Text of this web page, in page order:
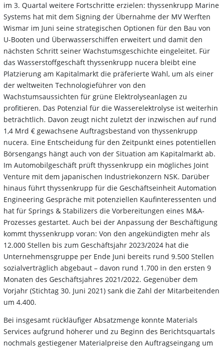
im 3. Quartal weitere Fortschritte erzielen: thyssenkrupp Marine
Systems hat mit dem Signing der Übernahme der MV Werften
Wismar im Juni seine strategischen Optionen für den Bau von
U-Booten und Überwasserschiffen erweitert und damit den
nächsten Schritt seiner Wachstumsgeschichte eingeleitet. Für
das Wasserstoffgeschäft thyssenkrupp nucera bleibt eine
Platzierung am Kapitalmarkt die präferierte Wahl, um als einer
der weltweiten Technologieführer von den
Wachstumsaussichten für grüne Elektrolyseanlagen zu
profitieren. Das Potenzial für die Wasserelektrolyse ist weiterhin
beträchtlich. Davon zeugt nicht zuletzt der inzwischen auf rund
1,4 Mrd € gewachsene Auftragsbestand von thyssenkrupp
nucera. Eine Entscheidung für den Zeitpunkt eines potentiellen
Börsengangs hängt auch von der Situation am Kapitalmarkt ab.
Im Automobilgeschäft prüft thyssenkrupp ein mögliches Joint
Venture mit dem japanischen Industriekonzern NSK. Darüber
hinaus führt thyssenkrupp für die Geschäftseinheit Automation
Engineering Gespräche mit potenziellen Kaufinteressenten und
hat für Springs & Stabilizers die Vorbereitungen eines M&A-
Prozesses gestartet. Auch bei der Anpassung der Beschäftigung
kommt thyssenkrupp voran: Von den angekündigten mehr als
12.000 Stellen bis zum Geschäftsjahr 2023/2024 hat die
Unternehmensgruppe per Ende Juni bereits rund 9.500 Stellen
sozialverträglich abgebaut – davon rund 1.700 in den ersten 9
Monaten des Geschäftsjahres 2021/2022. Gegenüber dem
Vorjahr (Stichtag 30. Juni 2021) sank die Zahl der Mitarbeitenden
um 4.400.
Bei insgesamt rückläufiger Absatzmenge konnte Materials
Services aufgrund höherer und zu Beginn des Berichtsquartals
nochmals gestiegener Materialpreise den Auftragseingang um